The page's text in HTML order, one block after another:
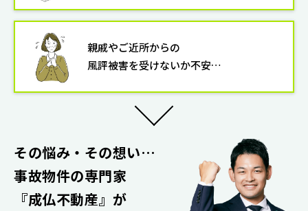
親戚やご近所からの
風評被害を受けないか不安…
その悩み・その想い…
事故物件の専門家
『成仏不動産』 が